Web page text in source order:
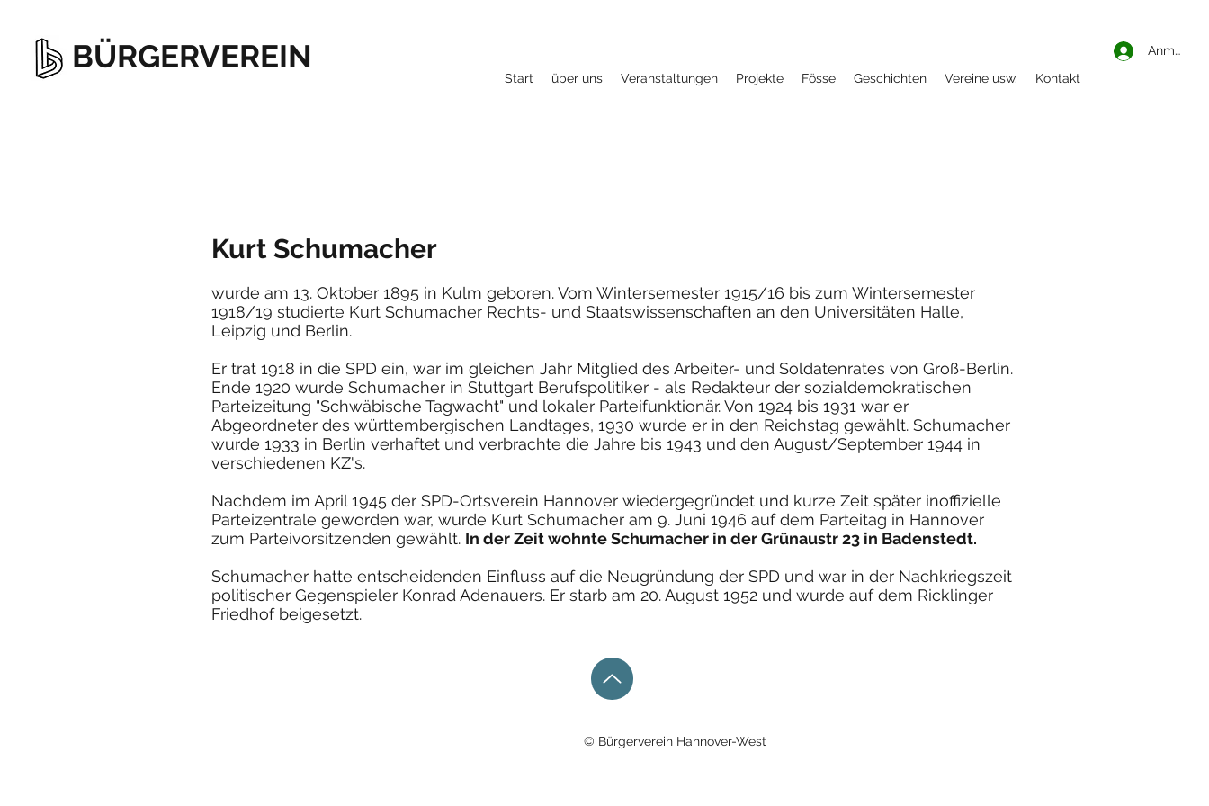
BÜRGERVEREIN
Start über uns Veranstaltungen Projekte Fösse Geschichten Vereine usw. Kontakt
Anmelden
Kurt Schumacher
wurde am 13. Oktober 1895 in Kulm geboren. Vom Wintersemester 1915/16 bis zum Wintersemester
1918/19 studierte Kurt Schumacher Rechts- und Staatswissenschaften an den Universitäten Halle,
Leipzig und Berlin.
Er trat 1918 in die SPD ein, war im gleichen Jahr Mitglied des Arbeiter- und Soldatenrates von Groß-Berlin.
Ende 1920 wurde Schumacher in Stuttgart Berufspolitiker - als Redakteur der sozialdemokratischen
Parteizeitung "Schwäbische Tagwacht" und lokaler Parteifunktionär. Von 1924 bis 1931 war er
Abgeordneter des württembergischen Landtages, 1930 wurde er in den Reichstag gewählt. Schumacher
wurde 1933 in Berlin verhaftet und verbrachte die Jahre bis 1943 und den August/September 1944 in
verschiedenen KZ's.
Nachdem im April 1945 der SPD-Ortsverein Hannover wiedergegründet und kurze Zeit später inoffizielle
Parteizentrale geworden war, wurde Kurt Schumacher am 9. Juni 1946 auf dem Parteitag in Hannover
zum Parteivorsitzenden gewählt. In der Zeit wohnte Schumacher in der Grünaustr 23 in Badenstedt.
Schumacher hatte entscheidenden Einfluss auf die Neugründung der SPD und war in der Nachkriegszeit
politischer Gegenspieler Konrad Adenauers. Er starb am 20. August 1952 und wurde auf dem Ricklinger
Friedhof beigesetzt.
© Bürgerverein Hannover-West